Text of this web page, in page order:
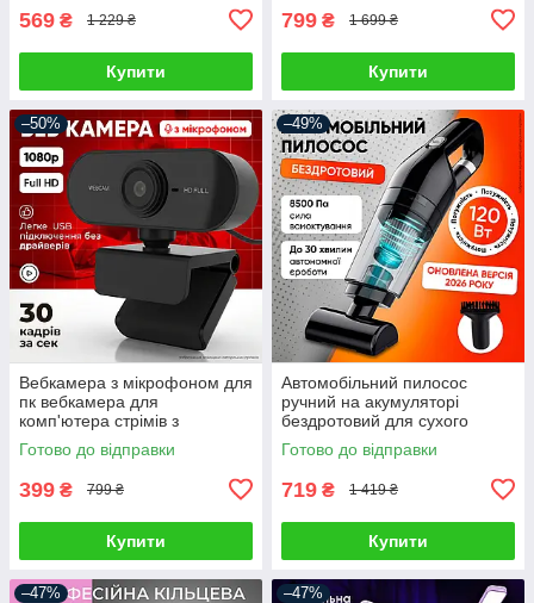
569 ₴ 1 229 ₴
Купити
799 ₴ 1 699 ₴
Купити
–50%
Вебкамера з мікрофоном для
пк вебкамера для
комп'ютера стрімів з
автофокусом вебка full hd
1920 x 1080
Готово до відправки
399 ₴ 799 ₴
Купити
–49%
Автомобільний пилосос
ручний на акумуляторі
бездротовий для сухого
прибирання автопилосос для
салону автомобіля з
Готово до відправки
719 ₴ 1 419 ₴
Купити
–47% –47%